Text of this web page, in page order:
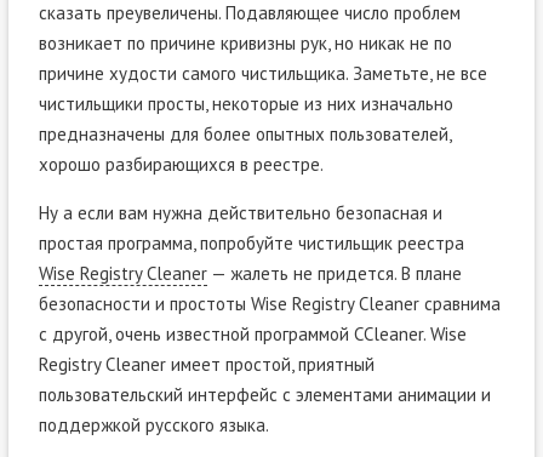
сказать преувеличены. Подавляющее число проблем
возникает по причине кривизны рук, но никак не по
причине худости самого чистильщика. Заметьте, не все
чистильщики просты, некоторые из них изначально
предназначены для более опытных пользователей,
хорошо разбирающихся в реестре.
Ну а если вам нужна действительно безопасная и
простая программа, попробуйте чистильщик реестра
Wise Registry Cleaner— жалеть не придется. В плане
безопасности и простоты Wise Registry Cleaner сравнима
с другой, очень известной программой CCleaner. Wise
Registry Cleaner имеет простой, приятный
пользовательский интерфейс с элементами анимации и
поддержкой русского языка.